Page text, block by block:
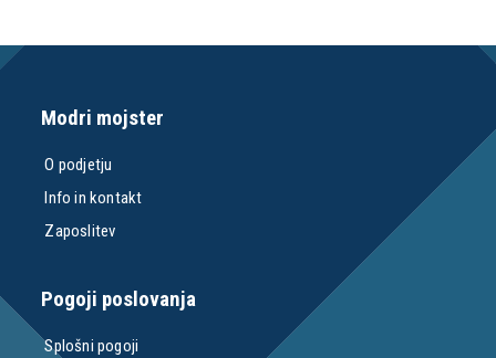
Modri mojster
O podjetju
Info in kontakt
Zaposlitev
Pogoji poslovanja
Splošni pogoji